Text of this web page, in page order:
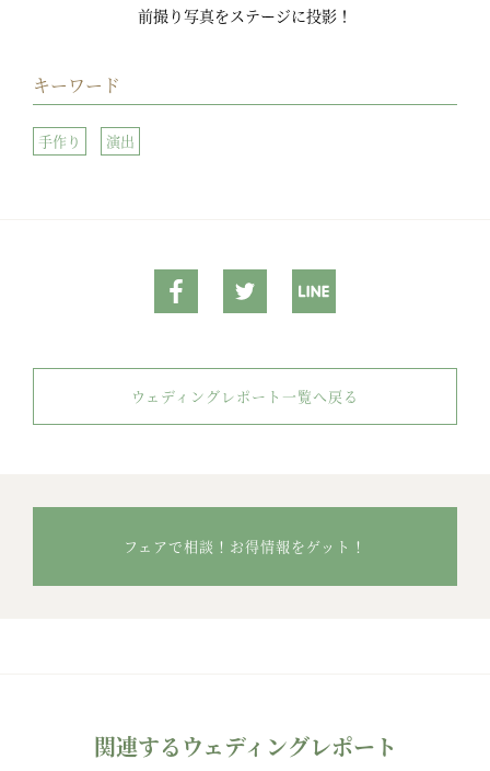
前撮り写真をステージに投影！
キーワード
手作り 演出
ウェディングレポート一覧へ戻る
フェアで相談！お得情報をゲット！
関連するウェディングレポート